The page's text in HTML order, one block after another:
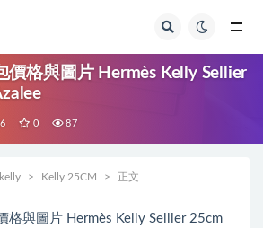
價格與圖片 Hermès Kelly Sellier
0 87
kelly Kelly 25CM 正文
格與圖片 Hermès Kelly Sellier 25cm